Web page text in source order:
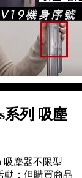
系列 吸塵
吸塵器不限型
動；但購買商品